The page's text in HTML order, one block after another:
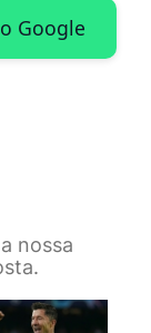
Google
nossa